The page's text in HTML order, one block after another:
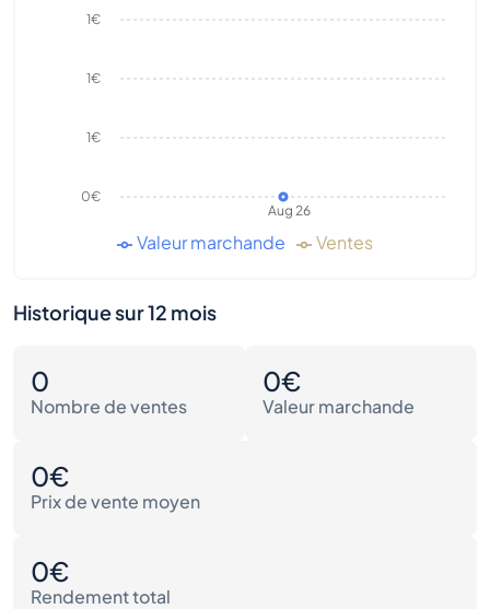
Aug 26
0€
1€
1€
1€
Valeur marchande Ventes
Historique sur 12 mois
0
Nombre de ventes
0€
Valeur marchande
0€
Prix de vente moyen
0€
Rendement total